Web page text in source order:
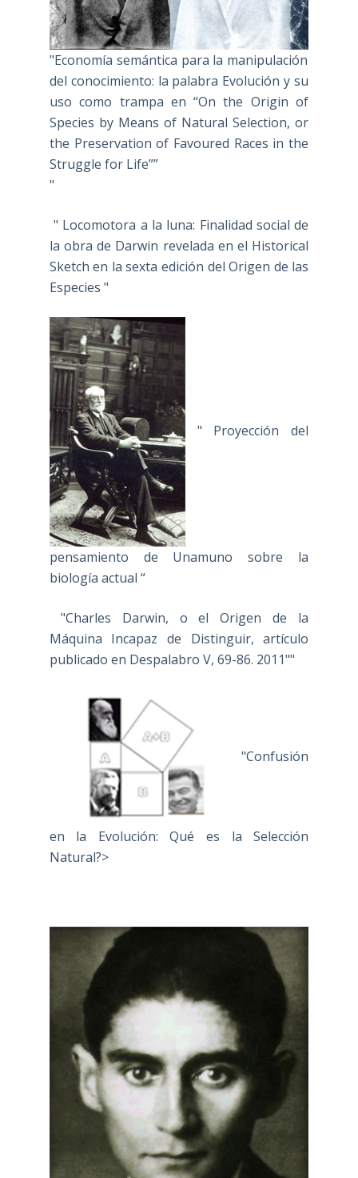
"Economía semántica para la manipulación
del conocimiento: la palabra Evolución y su
uso como trampa en “On the Origin of
Species by Means of Natural Selection, or
the Preservation of Favoured Races in the
Struggle for Life””
"
" Locomotora a la luna: Finalidad social de
la obra de Darwin revelada en el Historical
Sketch en la sexta edición del Origen de las
Especies "
" Proyección del
pensamiento de Unamuno sobre la
biología actual “
"Charles Darwin, o el Origen de la
Máquina Incapaz de Distinguir, artículo
publicado en Despalabro V, 69-86. 2011""
"Confusión
en la Evolución: Qué es la Selección
Natural?>